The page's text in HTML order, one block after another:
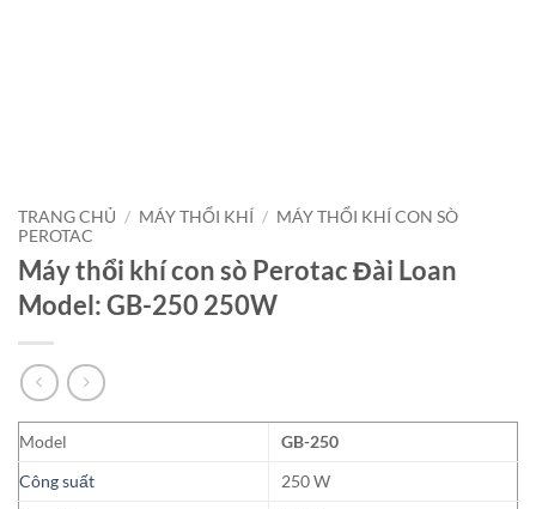
TRANG CHỦ / MÁY THỔI KHÍ / MÁY THỔI KHÍ CON SÒ
PEROTAC
Máy thổi khí con sò Perotac Đài Loan
Model: GB-250 250W
Model
GB-250
Công suất
250 W